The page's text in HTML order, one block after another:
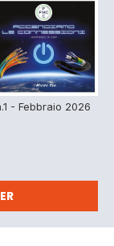
- Febbraio 2026